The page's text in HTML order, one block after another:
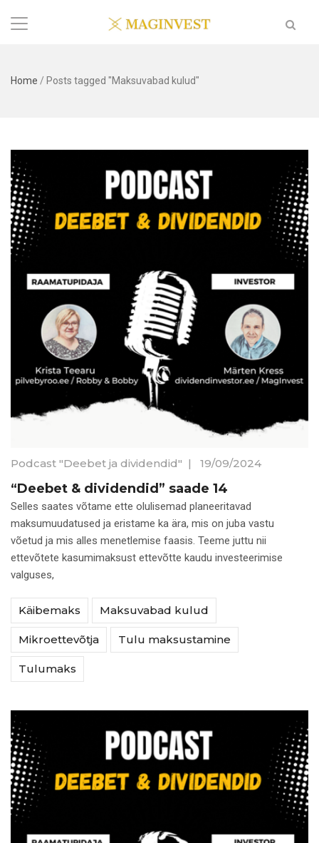
Home / Posts tagged "Maksuvabad kulud"
Podcast "Deebet ja dividendid" | 19/09/2024
“Deebet & dividendid” saade 14
Selles saates võtame ette olulisemad planeeritavad
maksumuudatused ja eristame ka ära, mis on juba vastu
võetud ja mis alles menetlemise faasis. Teeme juttu nii
ettevõtete kasumimaksust ettevõtte kaudu investeerimise
valguses,
Käibemaks Maksuvabad kulud
Mikroettevõtja Tulu maksustamine
Tulumaks